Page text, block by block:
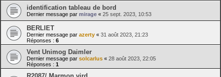
identification tableau de bord
Dernier message par mirage « 25 sept. 2023, 10:53
BERLIET
Dernier message par azerty « 31 août 2023, 21:23
Réponses : 6
Vent Unimog Daimler
Dernier message par solcarlus « 28 août 2023, 22:05
Réponses : 1